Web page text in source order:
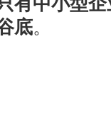
有中小型
底。